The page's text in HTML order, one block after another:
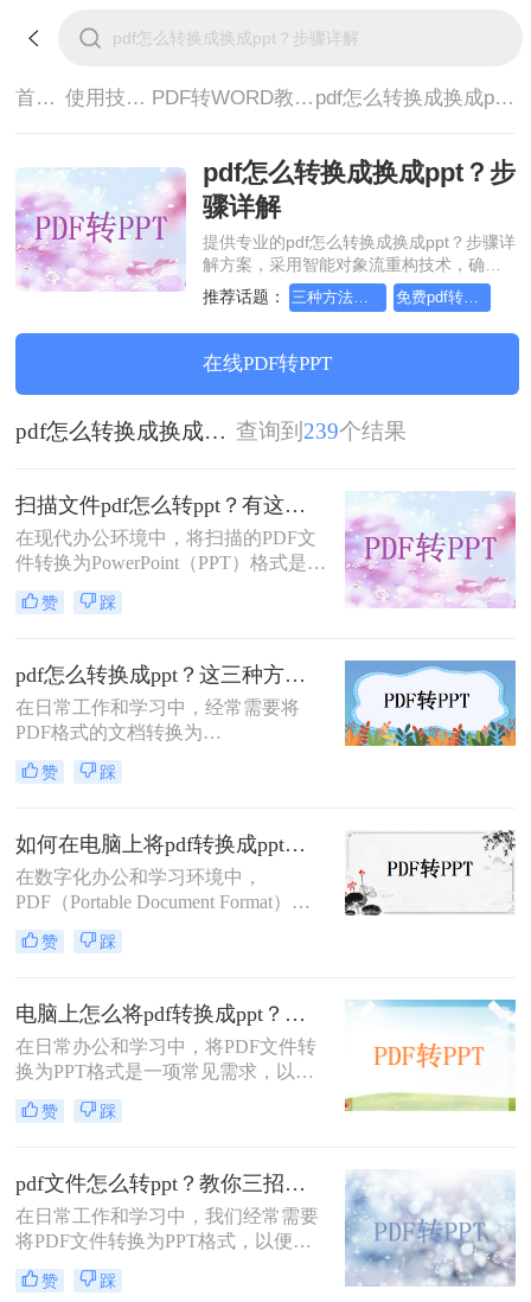
首页> 使用技巧> PDF转WORD教程> pdf怎么转换成换成ppt？步骤详解
pdf怎么转换成换成ppt？步
骤详解
提供专业的pdf怎么转换成换成ppt？步骤详
解方案，采用智能对象流重构技术，确保
文档1:1高保真还原且排版不乱码。支持一
键批量处理，全链路 SSL 加密保障隐私安
全。助您快速实现pdf怎么转换成换成ppt？
步骤详解，无需安装，高效办公。
推荐话题： 三种方法把pdf转word文档
在线PDF转PPT
pdf怎么转换成换成ppt？步骤详解 查询到 239个结果
扫描文件pdf怎么转ppt？有这三种好方法推荐！
​在现代办公环境中，将扫描的PDF文
件转换为PowerPoint（PPT）格式是一
项常见的需求，特别是在准备演示文
稿或报告时。那么扫描文件pdf怎么转
换方法。
赞 踩
pdf怎么转换成ppt？这三种方法快来了解一下！
在日常工作和学习中，经常需要将
PDF格式的文档转换为
PPT（PowerPoint演示文稿）格式，以
便进行更有效的演示和分享。PDF文
定性而广受欢迎，但在需要进行动态
展示时，PPT则显得更为合适。那么
pdf怎么转换成ppt呢？本文将详细介
绍几种将PDF转换为PPT的实用方
法，帮助读者轻松完成转换任务。
赞 踩
如何在电脑上将pdf转换成ppt？大家试试这二种方法！
在数字化办公和学习环境中，
PDF（Portable Document Format）因
其良好的兼容性和稳定性，成为了广
泛使用的文件格式。然而，当需要进
为PPT（PowerPoint演示文稿）格式就
显得尤为重要。本文将详细介绍如何
在电脑上将pdf转换成ppt的转换过
程，并探讨几种常用的转换方法。
赞 踩
电脑上怎么将pdf转换成ppt？这里教你这三种方法！
在日常办公和学习中，将PDF文件转
换为PPT格式是一项常见需求，以便
更好地进行演示和编辑。由于PDF文
件的广泛应用和PPT的演示优势，掌
关重要。本文将详细介绍电脑上怎么
将pdf转换成ppt的几种方法。
赞 踩
pdf文件怎么转ppt？教你三招，轻松转换！
在日常工作和学习中，我们经常需要
将PDF文件转换为PPT格式，以便于
进行演示和分享。PDF文件通常包含
固定的页面布局和格式，而PPT则更
赞 踩